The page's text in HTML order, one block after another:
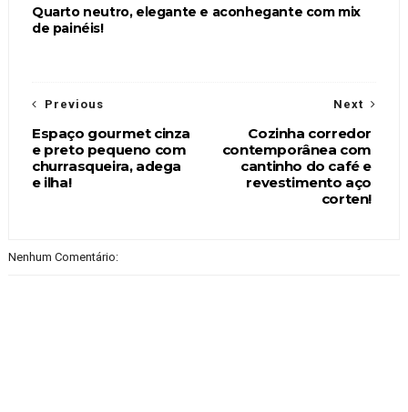
Quarto neutro, elegante e aconhegante com mix
de painéis!
Next
Cozinha corredor
contemporânea com
cantinho do café e
revestimento aço
corten!
Previous
Espaço gourmet cinza
e preto pequeno com
churrasqueira, adega
e ilha!
Nenhum Comentário: